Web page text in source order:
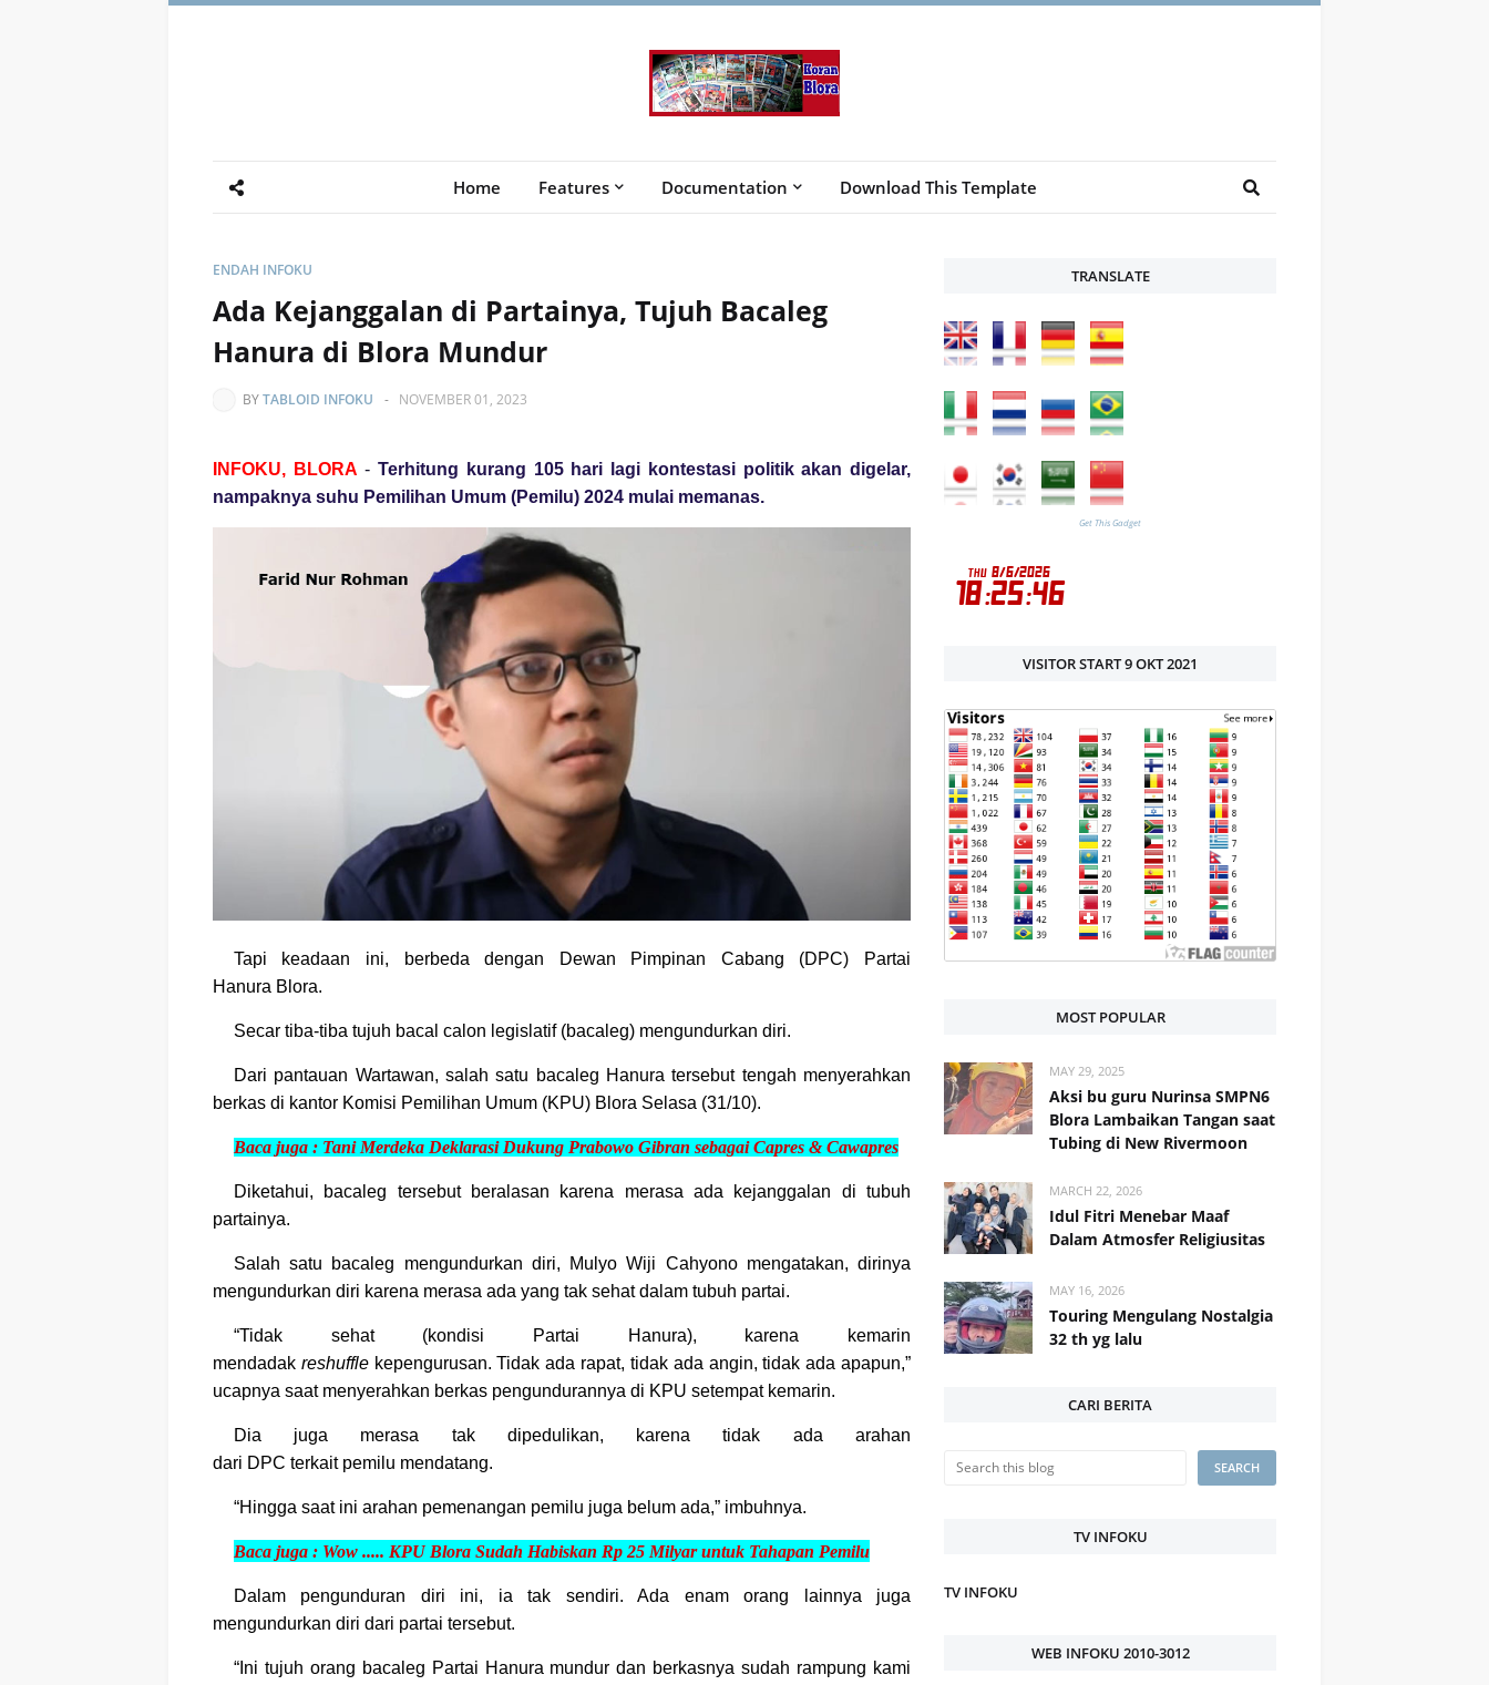
Home Features Documentation Download This Template
ENDAH INFOKU
Ada Kejanggalan di Partainya, Tujuh Bacaleg
Hanura di Blora Mundur
BYTABLOID INFOKU - NOVEMBER 01, 2023
INFOKU, BLORA -Terhitung kurang 105 hari lagi kontestasi politik akan digelar,
nampaknya suhu Pemilihan Umum (Pemilu) 2024 mulai memanas.
Tapi keadaan ini, berbeda dengan Dewan Pimpinan Cabang (DPC) Partai
Hanura Blora.
Secar tiba-tiba tujuh bacal calon legislatif (bacaleg) mengundurkan diri.
Dari pantauan Wartawan, salah satu bacaleg Hanura tersebut tengah menyerahkan
berkas di kantor Komisi Pemilihan Umum (KPU) Blora Selasa (31/10).
Baca juga : Tani Merdeka Deklarasi Dukung Prabowo Gibran sebagai Capres & Cawapres
Diketahui, bacaleg tersebut beralasan karena merasa ada kejanggalan di tubuh
partainya.
Salah satu bacaleg mengundurkan diri, Mulyo Wiji Cahyono mengatakan, dirinya
mengundurkan diri karena merasa ada yang tak sehat dalam tubuh partai.
“Tidak sehat (kondisi Partai Hanura), karena kemarin
mendadak reshuffle kepengurusan. Tidak ada rapat, tidak ada angin, tidak ada apapun,”
ucapnya saat menyerahkan berkas pengundurannya di KPU setempat kemarin.
Dia juga merasa tak dipedulikan, karena tidak ada arahan
dari DPC terkait pemilu mendatang.
“Hingga saat ini arahan pemenangan pemilu juga belum ada,” imbuhnya.
Baca juga : Wow ..... KPU Blora Sudah Habiskan Rp 25 Milyar untuk Tahapan Pemilu
Dalam pengunduran diri ini, ia tak sendiri. Ada enam orang lainnya juga
mengundurkan diri dari partai tersebut.
“Ini tujuh orang bacaleg Partai Hanura mundur dan berkasnya sudah rampung kami
TRANSLATE
Get This Gadget
VISITOR START 9 OKT 2021
MOST POPULAR
MAY 29, 2025
Aksi bu guru Nurinsa SMPN6
Blora Lambaikan Tangan saat
Tubing di New Rivermoon
MARCH 22, 2026
Idul Fitri Menebar Maaf
Dalam Atmosfer Religiusitas
MAY 16, 2026
Touring Mengulang Nostalgia
32 th yg lalu
CARI BERITA
TV INFOKU
TV INFOKU
WEB INFOKU 2010-3012